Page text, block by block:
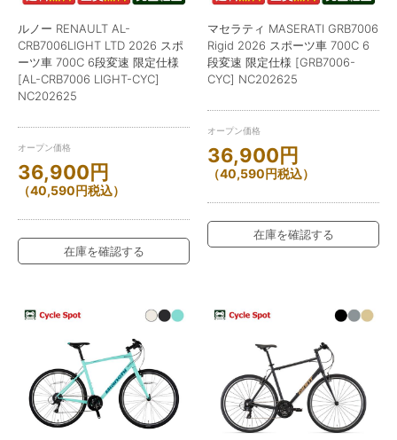
ルノー RENAULT AL-
CRB7006LIGHT LTD 2026 スポ
ーツ車 700C 6段変速 限定仕様
[AL-CRB7006 LIGHT-CYC]
NC202625
オープン価格
36,900円
（40,590円税込）
在庫を確認する
マセラティ MASERATI GRB7006
Rigid 2026 スポーツ車 700C 6
段変速 限定仕様 [GRB7006-
CYC] NC202625
オープン価格
36,900円
（40,590円税込）
在庫を確認する